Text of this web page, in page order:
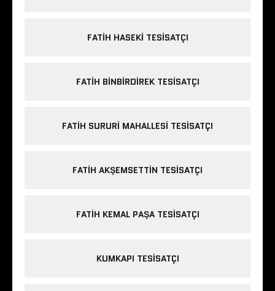
FATIH HASEKI TESISATÇI
FATIH BINBIRDIREK TESISATÇI
FATIH SURURI MAHALLESI TESISATÇI
FATIH AKŞEMSETTIN TESISATÇI
FATIH KEMAL PAŞA TESISATÇI
KUMKAPI TESISATÇI